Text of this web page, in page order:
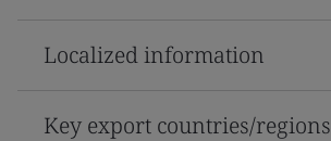
Localized information
Key export countries/regions